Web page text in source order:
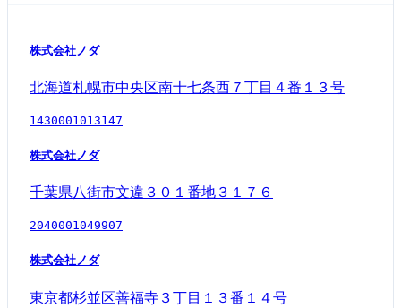
株式会社ノダ
北海道札幌市中央区南十七条西７丁目４番１３号
1430001013147
株式会社ノダ
千葉県八街市文違３０１番地３１７６
2040001049907
株式会社ノダ
東京都杉並区善福寺３丁目１３番１４号